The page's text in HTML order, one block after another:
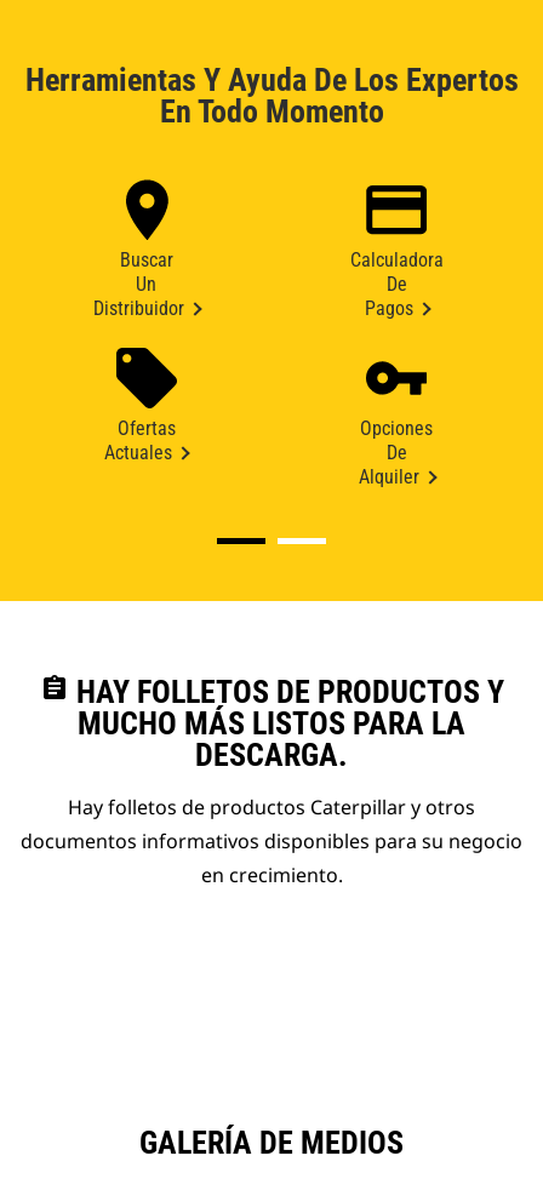
Herramientas Y Ayuda De Los Expertos
En Todo Momento
Buscar
Un
Distribuidor
Calculadora
De
Pagos
Ofertas
Actuales
Opciones
De
Alquiler
assignment HAY FOLLETOS DE PRODUCTOS Y
MUCHO MÁS LISTOS PARA LA
DESCARGA.
Hay folletos de productos Caterpillar y otros
documentos informativos disponibles para su negocio
en crecimiento.
GALERÍA DE MEDIOS